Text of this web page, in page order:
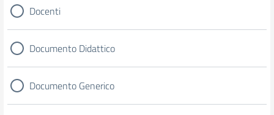
Docenti
Documento Didattico
Documento Generico